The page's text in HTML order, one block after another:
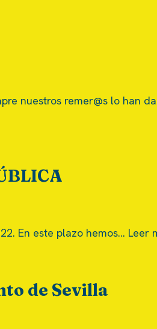
nuestros remer@s lo han
En este plazo hemos… Leer
de Sevilla